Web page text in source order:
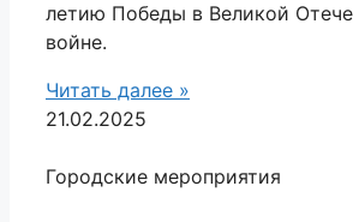
летию Победы в Великой
войне.
Читать далее »
21.02.2025
Городские мероприятия